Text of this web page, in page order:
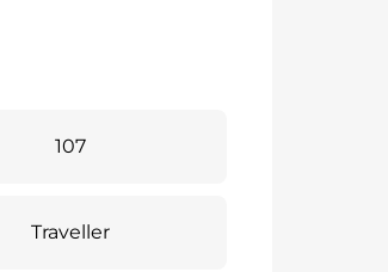
107
Traveller